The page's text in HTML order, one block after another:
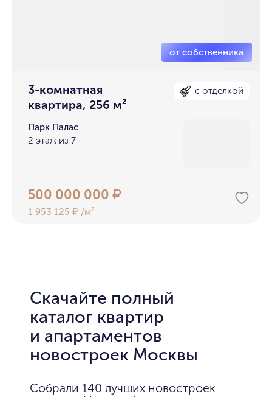
3-комнатная
квартира, 256 м²
с отделкой
Парк Палас
2 этаж из 7
500 000 000₽
1 953 125₽ /м²
Скачайте полный
каталог квартир
и апартаментов
новостроек Москвы
Собрали 140 лучших новостроек